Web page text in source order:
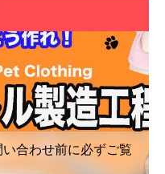
合わせ前に必ずご覧